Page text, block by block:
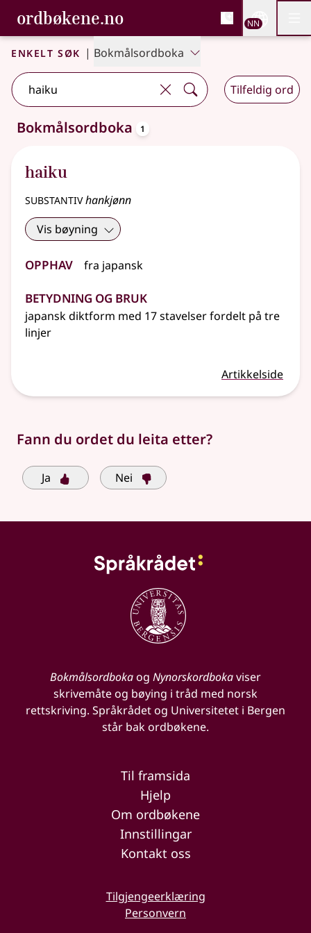
Gå til hovudinnhald
Tilgjenge
ordbøkene.no, Bokmålsordboka og
Bokmålsordboka og Nynorskordboka
NN
Enkelt søk | Bokmålsordboka
Tilfeldig ord
Eitt treff.Ytterlegare søkjeforslag tilgjengelege
Bokmålsordboka 1
haiku
substantivhankjønn
Vis bøyning
Opphav fra japansk
Betydning og bruk
japansk diktform med 17 stavelser fordelt på tre
linjer
Artikkelside
Fann du ordet du leita etter?
Ja Nei
Bokmålsordbokaog Nynorskordbokaviser
skrivemåte og bøying i tråd med norsk
rettskriving. Språkrådet og Universitetet i Bergen
står bak ordbøkene.
Til framsida
Hjelp
Om ordbøkene
Innstillingar
Kontakt oss
Tilgjengeerklæring
Personvern